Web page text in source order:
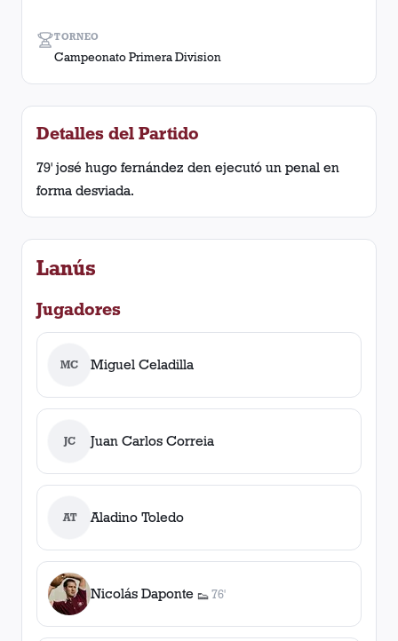
TORNEO
Campeonato Primera Division
Detalles del Partido
79' josé hugo fernández den ejecutó un penal en
forma desviada.
Lanús
Jugadores
MC Miguel Celadilla
JC Juan Carlos Correia
AT Aladino Toledo
Nicolás Daponte 👟
1asistencia
76'